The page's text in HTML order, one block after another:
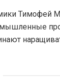
Тимофей